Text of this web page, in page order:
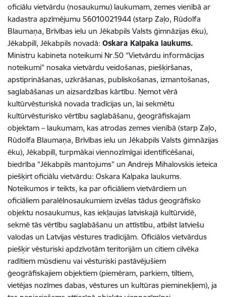
oficiālu vietvārdu (nosaukumu) laukumam, zemes vienībā ar
kadastra apzīmējumu 56010021944 (starp Zaļo, Rūdolfa
Blaumaņa, Brīvības ielu un Jēkabpils Valsts ģimnāzijas ēku),
Jēkabpilī, Jēkabpils novadā: Oskara Kalpaka laukums.
Ministru kabineta noteikumi Nr.50 “Vietvārdu informācijas
noteikumi” nosaka vietvārdu veidošanas, piešķiršanas,
apstiprināšanas, uzkrāšanas, publiskošanas, izmantošanas,
saglabāšanas un aizsardzības kārtību. Ņemot vērā
kultūrvēsturiskā novada tradīcijas un, lai sekmētu
kultūrvēsturisko vērtību saglabāšanu, ģeogrāfiskajam
objektam – laukumam, kas atrodas zemes vienībā (starp Zaļo,
Rūdolfa Blaumaņa, Brīvības ielu un Jēkabpils Valsts ģimnāzijas
ēku), Jēkabpilī, turpmākai viennozīmīgai identificēšanai,
biedrība “Jēkabpils mantojums” un Andrejs Mihalovskis ieteica
piešķirt oficiālu vietvārdu: Oskara Kalpaka laukums.
Noteikumos ir teikts, ka par oficiāliem vietvārdiem un
oficiāliem paralēlnosaukumiem izvēlas tādus ģeogrāfisko
objektu nosaukumus, kas iekļaujas latviskajā kultūrvidē,
sekmē tās vērtību saglabāšanu un attīstību, atbilst latviešu
valodas un Latvijas vēstures tradīcijām. Oficiālos vietvārdus
piešķir vēsturiski apdzīvotām teritorijām un citiem cilvēka
radītiem mūsdienu vai vēsturiski pastāvējušiem
ģeogrāfiskajiem objektiem (piemēram, parkiem, tiltiem,
vietējas nozīmes dabas, vēstures un kultūras pieminekļiem), ja